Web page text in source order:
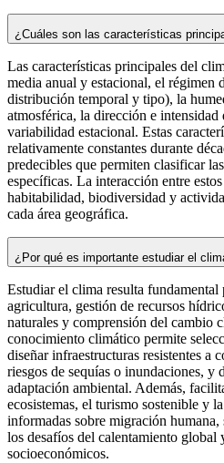
¿Cuáles son las características
Las características principales del
media anual y estacional, el régimen
distribución temporal y tipo), la
atmosférica, la dirección e
variabilidad estacional. Estas
relativamente constantes durante
predecibles que permiten clasificar
específicas. La interacción entre
habitabilidad, biodiversidad y
cada área geográfica.
¿Por qué es importante estudiar el
Estudiar el clima resulta
agricultura, gestión de recursos
naturales y comprensión del cambio
conocimiento climático permite
diseñar infraestructuras resistentes a
riesgos de sequías o inundaciones, y
adaptación ambiental. Además,
ecosistemas, el turismo sostenible y
informadas sobre migración
los desafíos del calentamiento global
socioeconómicos.